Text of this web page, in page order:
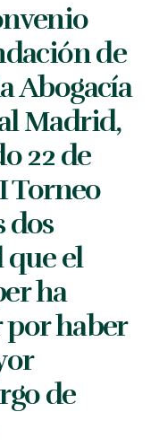
de
Abogacía
Madrid,
22 de
Torneo
dos
el
ha
por haber
de